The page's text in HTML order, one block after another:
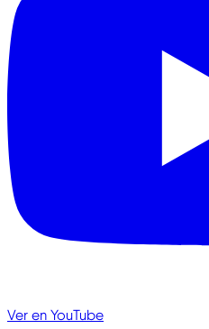
Ver en YouTube